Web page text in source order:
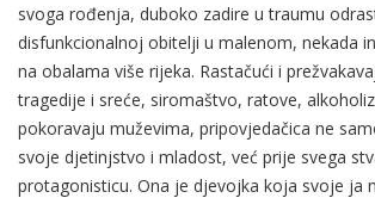
svoga rođenja, duboko zadire u traumu
disfunkcionalnoj obitelji u malenom, nekada
na obalama više rijeka. Rastačući i
tragedije i sreće, siromaštvo, ratove,
pokoravaju muževima, pripovjedačica ne
svoje djetinjstvo i mladost, već prije svega
protagonisticu. Ona je djevojka koja svoje ja